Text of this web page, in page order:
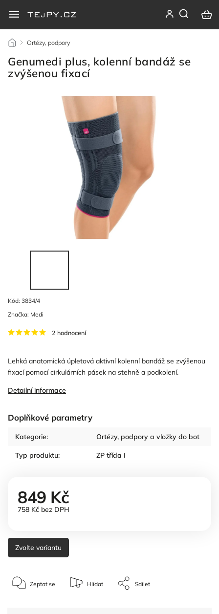
/ Ortézy, podpory
Genumedi plus, kolenní bandáž se
zvýšenou fixací
Kód: 3834/4
2 hodnocení
Lehká anatomická úpletová aktivní kolenní bandáž se zvýšenou
fixací pomocí cirkulárních pásek na stehně a podkolení.
Detailní informace
Doplňkové parametry
Kategorie: Ortézy, podpory a vložky do bot
Typ produktu: ZP třída I
Značka: Medi
849 Kč
758 Kč bez DPH
Zvolte variantu
Zeptat se Hlídat Sdílet